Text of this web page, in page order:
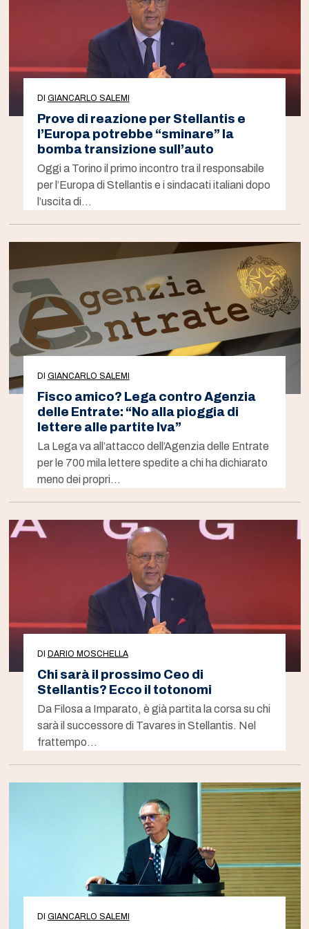
DI GIANCARLO SALEMI
Prove di reazione per Stellantis e
l’Europa potrebbe “sminare” la
bomba transizione sull’auto
Oggi a Torino il primo incontro tra il responsabile
per l’Europa di Stellantis e i sindacati italiani dopo
l’uscita di…
DI GIANCARLO SALEMI
Fisco amico? Lega contro Agenzia
delle Entrate: “No alla pioggia di
lettere alle partite Iva”
La Lega va all’attacco dell’Agenzia delle Entrate
per le 700 mila lettere spedite a chi ha dichiarato
meno dei propri…
DI DARIO MOSCHELLA
Chi sarà il prossimo Ceo di
Stellantis? Ecco il totonomi
Da Filosa a Imparato, è già partita la corsa su chi
sarà il successore di Tavares in Stellantis. Nel
frattempo…
DI GIANCARLO SALEMI